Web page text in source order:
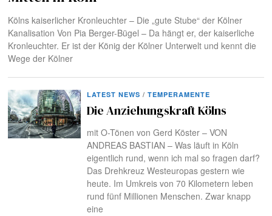
Kölns kaiserlicher Kronleuchter – Die „gute Stube“ der Kölner
Kanalisation Von Pia Berger-Bügel – Da hängt er, der kaiserliche
Kronleuchter. Er ist der König der Kölner Unterwelt und kennt die
Wege der Kölner
LATEST NEWS / TEMPERAMENTE
Die Anziehungskraft Kölns
mit O-Tönen von Gerd Köster – VON
ANDREAS BASTIAN – Was läuft in Köln
eigentlich rund, wenn ich mal so fragen darf?
Das Drehkreuz Westeuropas gestern wie
heute. Im Umkreis von 70 Kilometern leben
rund fünf Millionen Menschen. Zwar knapp
eine